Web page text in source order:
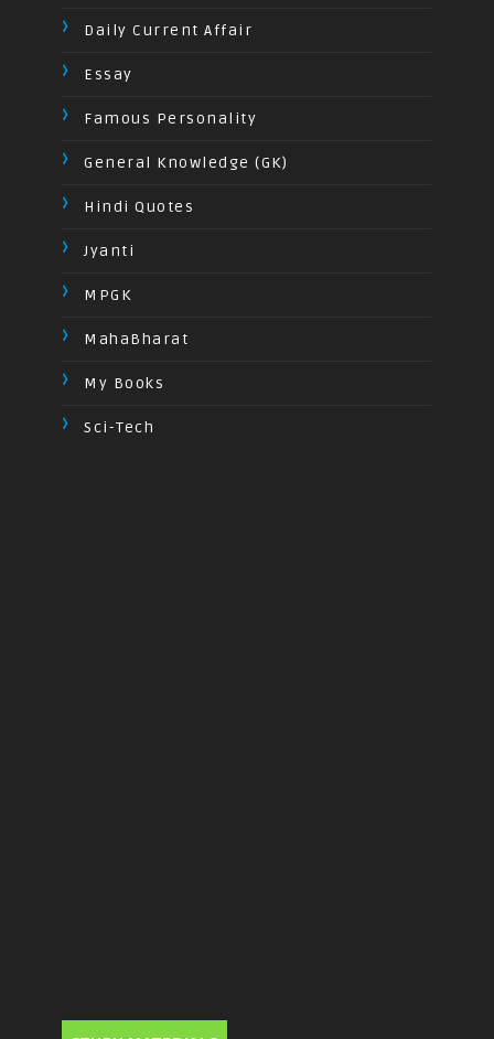
Daily Current Affair
Essay
Famous Personality
General Knowledge (GK)
Hindi Quotes
Jyanti
MPGK
MahaBharat
My Books
Sci-Tech